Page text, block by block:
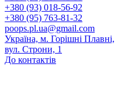
+380 (93) 018-56-92
+380 (95) 763-81-32
poops.pl.ua@gmail.com
Україна, м. Горішні Плавні,
вул. Строни, 1
До контактів